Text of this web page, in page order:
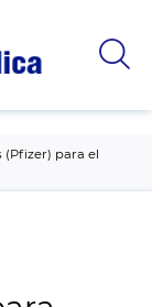
para el